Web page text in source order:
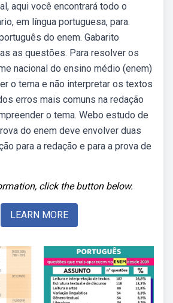
aqui você encontrará todo o
em língua portuguesa, para.
do enem. Gabarito
as questões. Para resolver os
nacional do ensino médio (enem)
o tema e não interpretar os textos
erros mais comuns na redação
o tema. Webo estudo de
do enem deve envolver duas
para a redação e para a prova de
click the button below.
LEARN MORE